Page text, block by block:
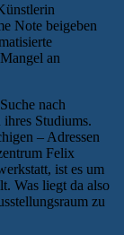
Note beigeben
an
nach
Studiums.
– Adressen
Felix
ist es um
Was liegt da also
zu